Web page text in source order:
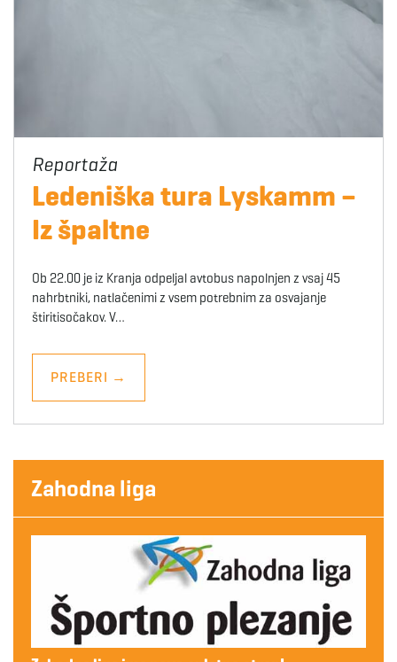
Ledeniška tura Lyskamm –
Iz špaltne
Ob 22.00 je iz Kranja odpeljal avtobus napolnjen z vsaj 45
nahrbtniki, natlačenimi z vsem potrebnim za osvajanje
štiritisočakov. V…
PREBERI →
Zahodna liga